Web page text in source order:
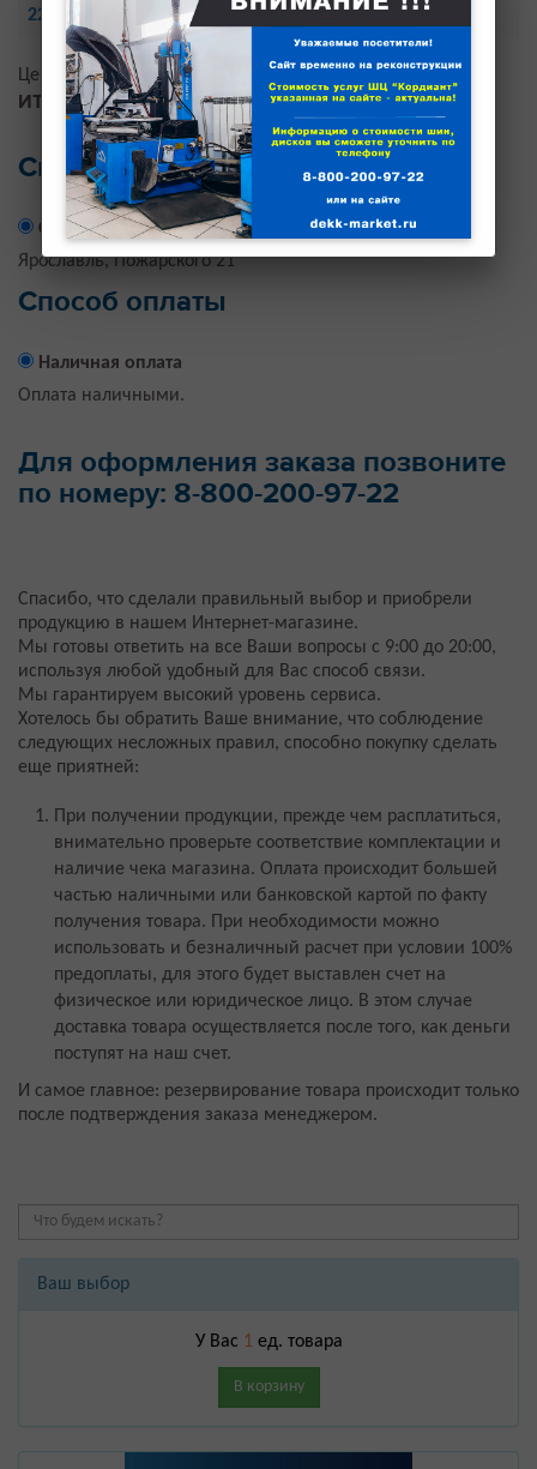
225/70 R16
Цена доставки: 0руб.
ИТОГО:1 шт., на сумму:0руб.
Способ доставки
Самовывоз
Ярославль, Пожарского 21
Способ оплаты
Наличная оплата
Оплата наличными.
Для оформления заказа позвоните
по номеру: 8-800-200-97-22
Спасибо, что сделали правильный выбор и приобрели
продукцию в нашем Интернет-магазине.
Мы готовы ответить на все Ваши вопросы с 9:00 до 20:00,
используя любой удобный для Вас способ связи.
Мы гарантируем высокий уровень сервиса.
Хотелось бы обратить Ваше внимание, что соблюдение
следующих несложных правил, способно покупку сделать
еще приятней:
При получении продукции, прежде чем расплатиться,
внимательно проверьте соответствие комплектации и
наличие чека магазина. Оплата происходит большей
частью наличными или банковской картой по факту
получения товара. При необходимости можно
использовать и безналичный расчет при условии 100%
предоплаты, для этого будет выставлен счет на
физическое или юридическое лицо. В этом случае
доставка товара осуществляется после того, как деньги
поступят на наш счет.
И самое главное: резервирование товара происходит только
после подтверждения заказа менеджером.
Ваш выбор
У Вас 1ед. товара
В корзину